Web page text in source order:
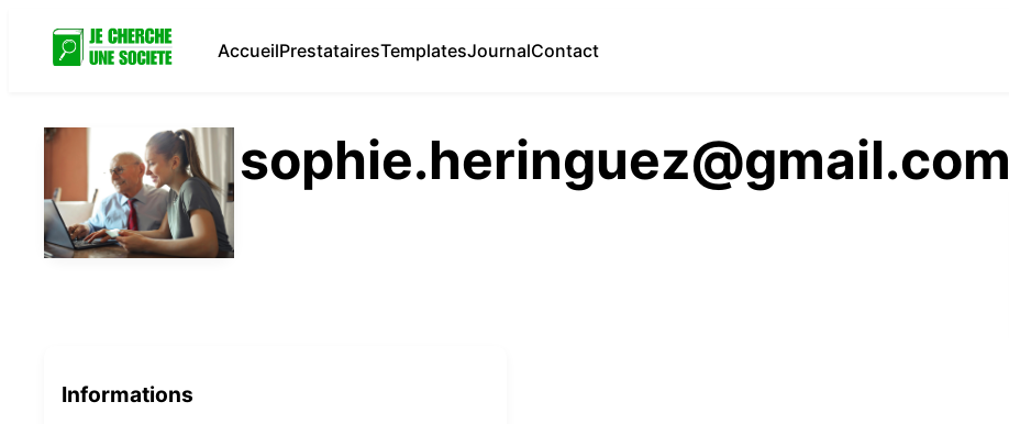
AccueilPrestatairesTemplatesJournalContact
sophie.heringuez@gmail.com
Informations